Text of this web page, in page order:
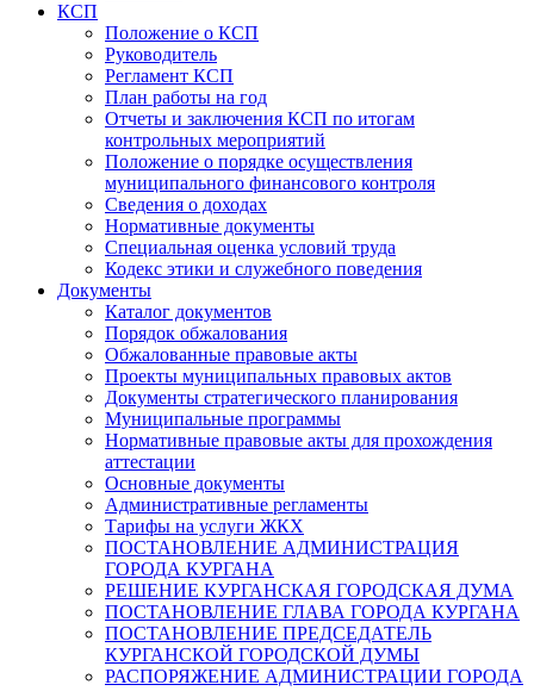
КСП
Положение о КСП
Руководитель
Регламент КСП
План работы на год
Отчеты и заключения КСП по итогам
контрольных мероприятий
Положение о порядке осуществления
муниципального финансового контроля
Сведения о доходах
Нормативные документы
Специальная оценка условий труда
Кодекс этики и служебного поведения
Документы
Каталог документов
Порядок обжалования
Обжалованные правовые акты
Проекты муниципальных правовых актов
Документы стратегического планирования
Муниципальные программы
Нормативные правовые акты для прохождения
аттестации
Основные документы
Административные регламенты
Тарифы на услуги ЖКХ
ПОСТАНОВЛЕНИЕ АДМИНИСТРАЦИЯ
ГОРОДА КУРГАНА
РЕШЕНИЕ КУРГАНСКАЯ ГОРОДСКАЯ ДУМА
ПОСТАНОВЛЕНИЕ ГЛАВА ГОРОДА КУРГАНА
ПОСТАНОВЛЕНИЕ ПРЕДСЕДАТЕЛЬ
КУРГАНСКОЙ ГОРОДСКОЙ ДУМЫ
РАСПОРЯЖЕНИЕ АДМИНИСТРАЦИИ ГОРОДА